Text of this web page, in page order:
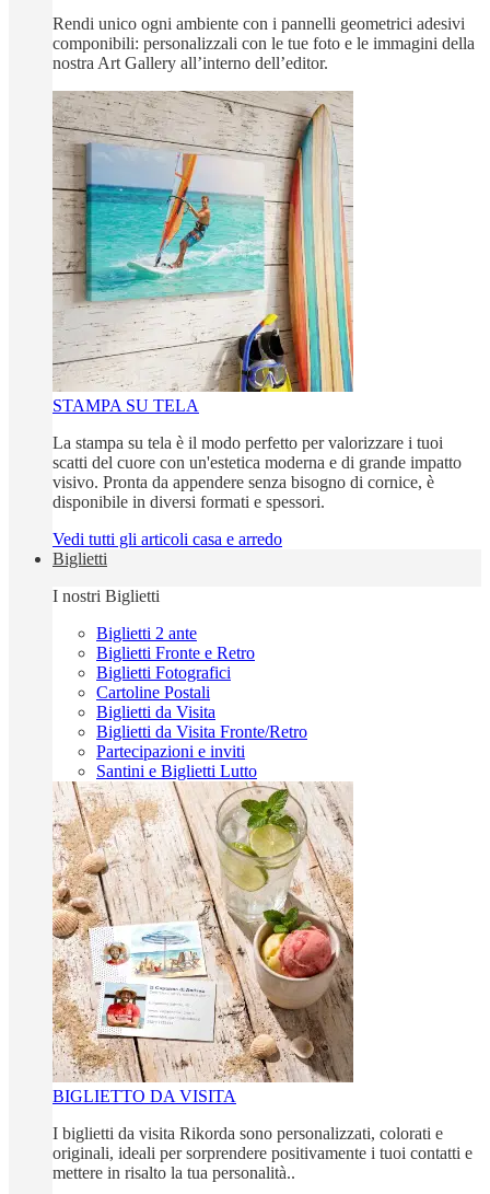
Rendi unico ogni ambiente con i pannelli geometrici adesivi
componibili: personalizzali con le tue foto e le immagini della
nostra Art Gallery all’interno dell’editor.
STAMPA SU TELA
La stampa su tela è il modo perfetto per valorizzare i tuoi
scatti del cuore con un'estetica moderna e di grande impatto
visivo. Pronta da appendere senza bisogno di cornice, è
disponibile in diversi formati e spessori.
Vedi tutti gli articoli casa e arredo
Biglietti
I nostri Biglietti
Biglietti 2 ante
Biglietti Fronte e Retro
Biglietti Fotografici
Cartoline Postali
Biglietti da Visita
Biglietti da Visita Fronte/Retro
Partecipazioni e inviti
Santini e Biglietti Lutto
BIGLIETTO DA VISITA
I biglietti da visita Rikorda sono personalizzati, colorati e
originali, ideali per sorprendere positivamente i tuoi contatti e
mettere in risalto la tua personalità..